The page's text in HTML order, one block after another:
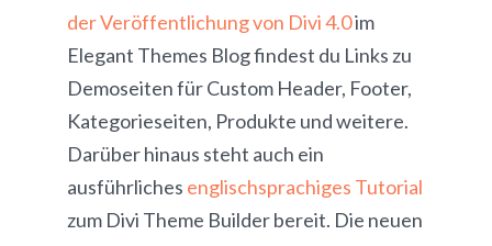
der Veröffentlichung von Divi 4.0im
Elegant Themes Blog findest du Links zu
Demoseiten für Custom Header, Footer,
Kategorieseiten, Produkte und weitere.
Darüber hinaus steht auch ein
ausführliches englischsprachiges Tutorial
zum Divi Theme Builder bereit. Die neuen